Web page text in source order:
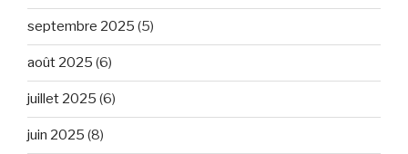
septembre 2025 (5)
août 2025 (6)
juillet 2025 (6)
juin 2025 (8)